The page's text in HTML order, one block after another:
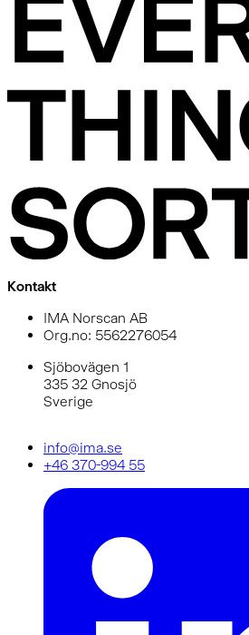
Kontakt
IMA Norscan AB
Org.no: 5562276054
Sjöbovägen 1
335 32 Gnosjö
Sverige
info@ima.se
+46 370-994 55